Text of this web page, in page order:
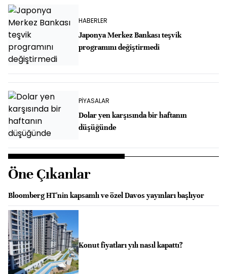
HABERLER
Japonya Merkez Bankası teşvik
programını değiştirmedi
PİYASALAR
Dolar yen karşısında bir haftanın
düşüğünde
Öne Çıkanlar
Bloomberg HT'nin kapsamlı ve özel Davos yayınları başlıyor
Konut fiyatları yılı nasıl kapattı?